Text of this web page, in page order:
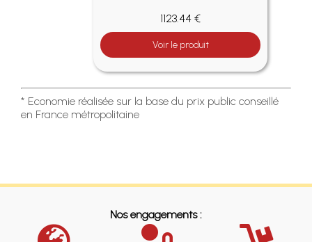
1123.44 €
Voir le produit
* Economie réalisée sur la base du prix public conseillé
en France métropolitaine
Nos engagements :